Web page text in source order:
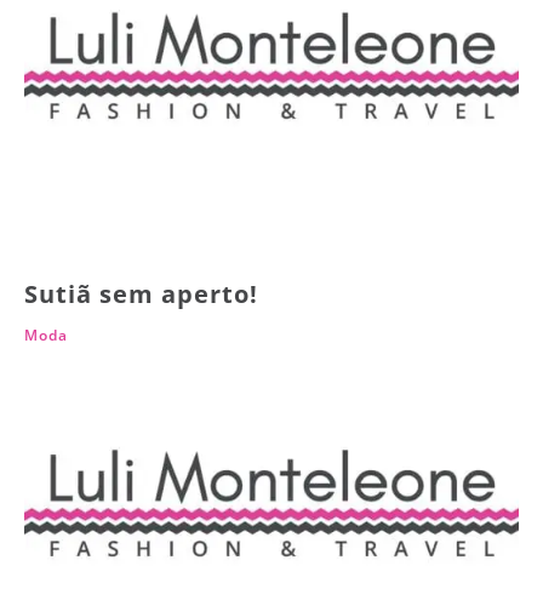
Sutiã sem aperto!
Moda